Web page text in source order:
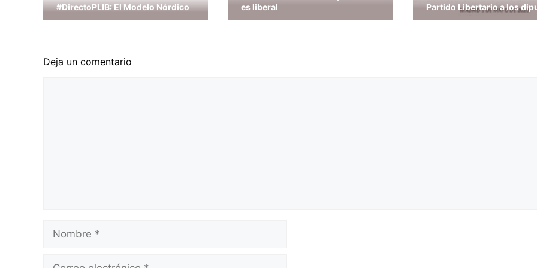
#DirectoPLIB: El Modelo Nórdico
es liberal
Partido Libertario a los
Deja un comentario